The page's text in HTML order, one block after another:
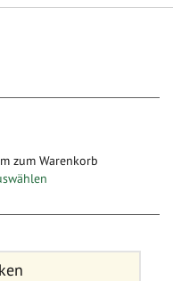
zum Warenkorb